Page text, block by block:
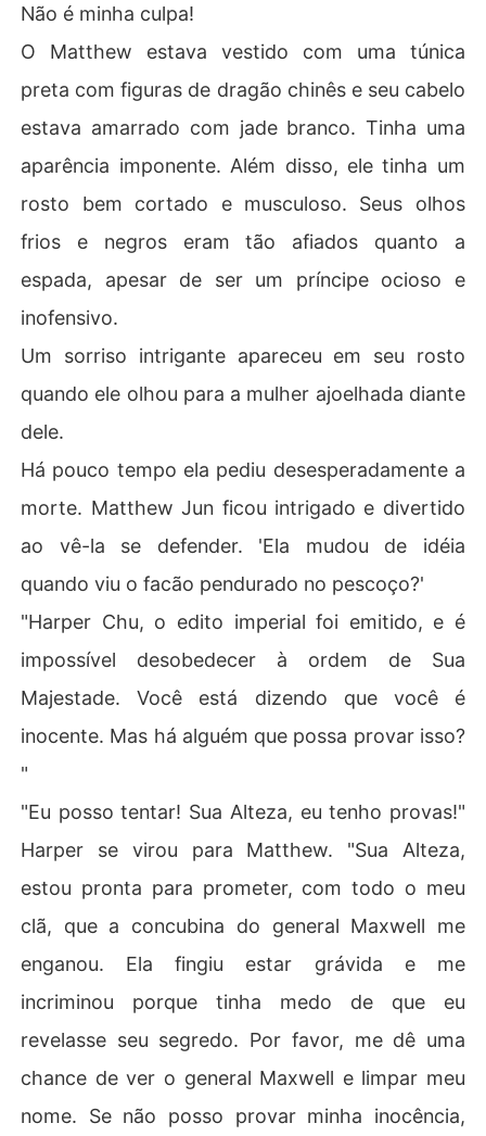
Não é minha culpa!
O Matthew estava vestido com uma túnica
preta com figuras de dragão chinês e seu cabelo
estava amarrado com jade branco. Tinha uma
aparência imponente. Além disso, ele tinha um
rosto bem cortado e musculoso. Seus olhos
frios e negros eram tão afiados quanto a
espada, apesar de ser um príncipe ocioso e
inofensivo.
Um sorriso intrigante apareceu em seu rosto
quando ele olhou para a mulher ajoelhada diante
dele.
Há pouco tempo ela pediu desesperadamente a
morte. Matthew Jun ficou intrigado e divertido
ao vê-la se defender. 'Ela mudou de idéia
quando viu o facão pendurado no pescoço?'
"Harper Chu, o edito imperial foi emitido, e é
impossível desobedecer à ordem de Sua
Majestade. Você está dizendo que você é
inocente. Mas há alguém que possa provar isso?
"
"Eu posso tentar! Sua Alteza, eu tenho provas!"
Harper se virou para Matthew. "Sua Alteza,
estou pronta para prometer, com todo o meu
clã, que a concubina do general Maxwell me
enganou. Ela fingiu estar grávida e me
incriminou porque tinha medo de que eu
revelasse seu segredo. Por favor, me dê uma
chance de ver o general Maxwell e limpar meu
nome. Se não posso provar minha inocência,